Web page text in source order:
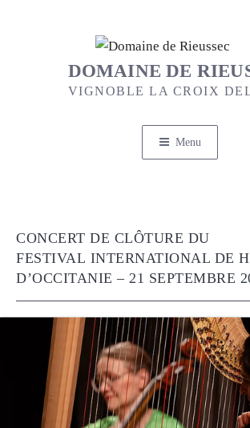
DOMAINE DE
VIGNOBLE LA CROIX
Menu
CONCERT DE CLÔTURE DU
FESTIVAL INTERNATIONAL DE
D’OCCITANIE – 21 SEPTEMBRE